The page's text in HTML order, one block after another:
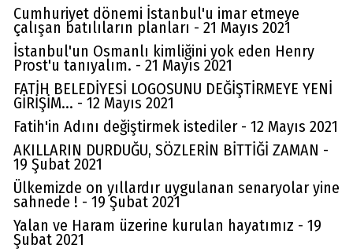
Cumhuriyet dönemi İstanbul'u imar etmeye
çalışan batılıların planları - 21 Mayıs 2021
İstanbul'un Osmanlı kimliğini yok eden Henry
Prost'u tanıyalım. - 21 Mayıs 2021
FATİH BELEDİYESİ LOGOSUNU DEĞİŞTİRMEYE YENİ
GİRİŞİM... - 12 Mayıs 2021
Fatih'in Adını değiştirmek istediler - 12 Mayıs 2021
AKILLARIN DURDUĞU, SÖZLERİN BİTTİĞİ ZAMAN -
19 Şubat 2021
Ülkemizde on yıllardır uygulanan senaryolar yine
sahnede ! - 19 Şubat 2021
Yalan ve Haram üzerine kurulan hayatımız - 19
Şubat 2021